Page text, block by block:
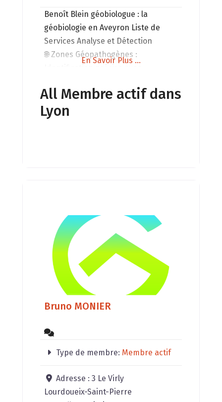
Benoît Blein géobiologue ​: la
géobiologie en Aveyron Liste de
Services Analyse et Détection
🌐 Zones Géopathogènes :
Électromagnétiques HF : Sécurisez
votre environnement. 📶 Champs
Électromagnétiques BF : Pour une
🏠 Implantation de Maison :
Construction harmonieuse.
🏙️ Aménagement
En Savoir Plus ...
All Membre actif dans
Lyon
Bruno MONIER
Type de membre: Membre actif
Adresse :3 Le Virly
Lourdoueix-Saint-Pierre